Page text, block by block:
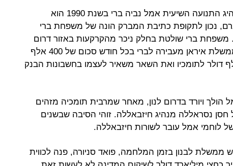
לפי עביד, כשהכיר את מנהיג התנועה השיעית אמל נביה ברי בשנת 1990 הוא
נכון לתקופת כתיבת המברק הונה של משפחת ברי
דולר. משפחת ברי שולטת בחלק ניכר מהקרקעות באזור דרום
לבנון. מהמברק עולה כי ממשלת איראן מעבירה לברי בכל חודש סכום של 400 אלף
ברי מקצה כ-100 אלף דולר לתומכיו ואת השאר משאיר לעצמו בחשבונות הבנק
הולך ויורד בדרום לנון, מאחר שמרבית תומכיה מזהים
נסראללה מנהיג חיזבאללה. זוהי הסיבה שבשנים
לוחמי אמל עובר לשורות חיזבאללה.
לבנון בזמן המלחמה, פואד סניורה, פנה לכווית